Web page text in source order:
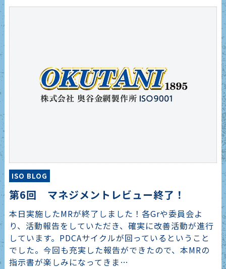
ISO BLOG
第6回 マネジメントレビュー終了！
本日実施したMRが終了しました！各Grや委員会よ
り、活動報告をしていただき、確実に改善活動が進行
しています。PDCAサイクルが回っているということ
でした。今回も充実した報告ができたので、本MRの
指示書が楽しみになってきま…